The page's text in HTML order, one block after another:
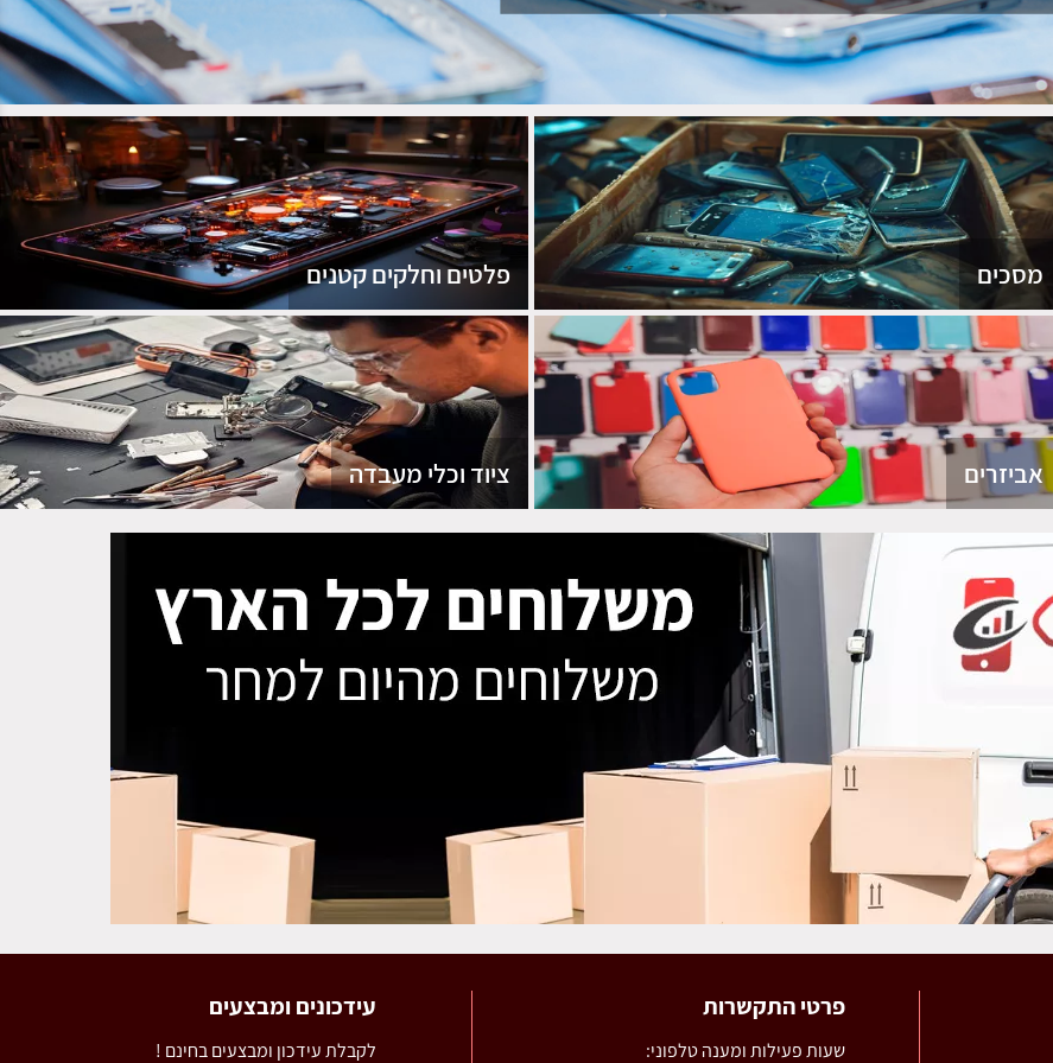
מסכים פלטים וחלקים קטנים
אביזרים ציוד וכלי מעבדה
פרטי התקשרות
שעות פעילות ומענה טלפוני:
עידכונים ומבצעים
לקבלת עידכון ומבצעים בחינם !